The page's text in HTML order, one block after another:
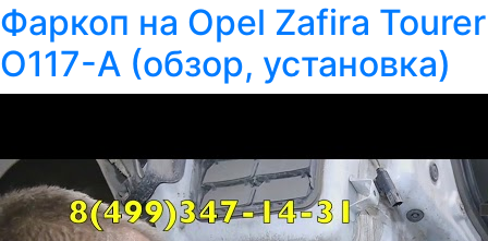
Фаркоп на Opel Zafira Tourer
O117-A (обзор, установка)